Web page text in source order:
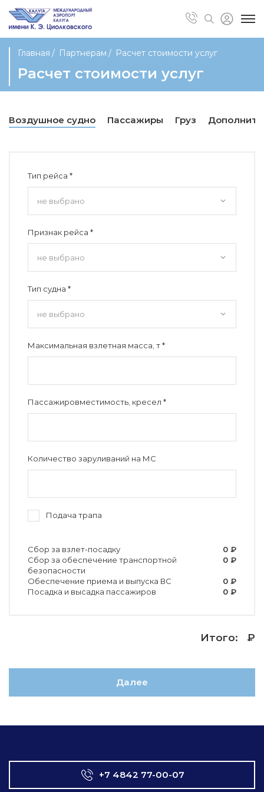
Главная Партнерам Расчет стоимости услуг
Расчет стоимости услуг
Воздушное судно Пассажиры Груз
Тип рейса *
Признак рейса *
Тип судна *
Максимальная взлетная масса, т *
Пассажировместимость, кресел *
Количество заруливаний на МС
Подача трапа
Сбор за взлет-посадку 0 ₽
Сбор за обеспечение транспортной
безопасности
0 ₽
Обеспечение приема и выпуска ВС 0 ₽
Посадка и высадка пассажиров
0 ₽
Итого: ₽
Далее
+7 4842 77-00-07